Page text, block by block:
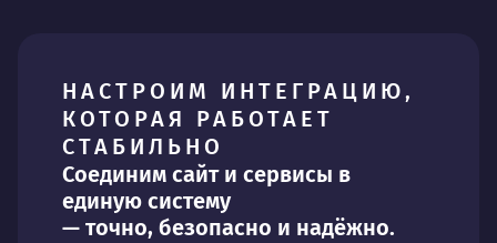
НАСТРОИМ ИНТЕГРАЦИЮ,
КОТОРАЯ РАБОТАЕТ
СТАБИЛЬНО
Соединим сайт и сервисы в
единую систему
— точно, безопасно и надёжно.